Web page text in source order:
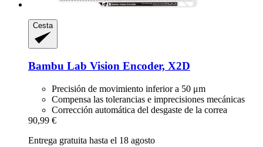
Cesta
Bambu Lab Vision Encoder, X2D
Precisión de movimiento inferior a 50 μm
Compensa las tolerancias e imprecisiones mecánicas
Corrección automática del desgaste de la correa
90,99 €
Entrega gratuita hasta el 18 agosto